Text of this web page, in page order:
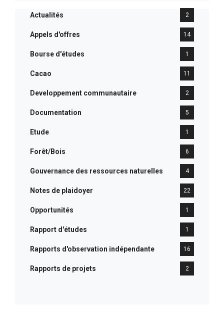
Actualités 2
Appels d'offres 14
Bourse d'études 1
Cacao 11
Developpement communautaire 2
Documentation 5
Etude 1
Forêt/Bois 6
Gouvernance des ressources naturelles 4
Notes de plaidoyer 22
Opportunités 1
Rapport d'études 1
Rapports d'observation indépendante 16
Rapports de projets 2